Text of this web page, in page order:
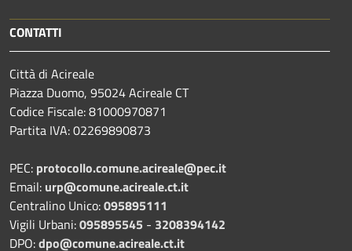
CONTATTI
Città di Acireale
Piazza Duomo, 95024 Acireale CT
Codice Fiscale: 81000970871
Partita IVA: 02269890873
PEC: protocollo.comune.acireale@pec.it
Email: urp@comune.acireale.ct.it
Centralino Unico:095895111
Vigili Urbani:095895545 - 3208394142
DPO:dpo@comune.acireale.ct.it